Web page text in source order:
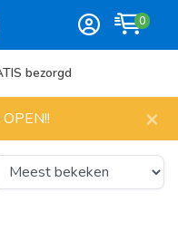
0
bezorgd
×